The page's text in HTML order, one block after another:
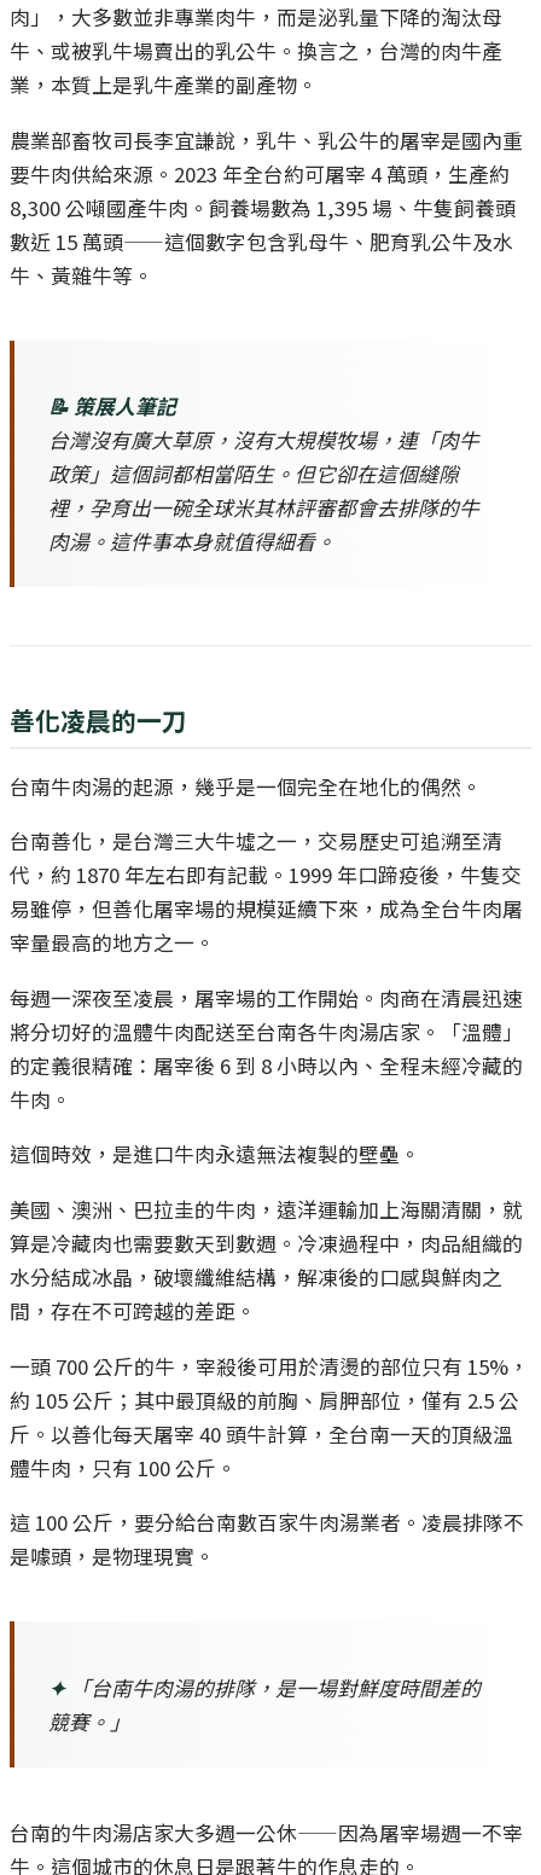
肉」，大多數並非專業肉牛，而是泌乳量下降的淘汰母
牛、或被乳牛場賣出的乳公牛。換言之，台灣的肉牛產
業，本質上是乳牛產業的副產物。
農業部畜牧司長李宜謙說，乳牛、乳公牛的屠宰是國內重
要牛肉供給來源。2023 年全台約可屠宰 4 萬頭，生產約
8,300 公噸國產牛肉。飼養場數為 1,395 場、牛隻飼養頭
數近 15 萬頭——這個數字包含乳母牛、肥育乳公牛及水
牛、黃雜牛等。
📝 策展人筆記
台灣沒有廣大草原，沒有大規模牧場，連「肉牛
政策」這個詞都相當陌生。但它卻在這個縫隙
裡，孕育出一碗全球米其林評審都會去排隊的牛
肉湯。這件事本身就值得細看。
善化凌晨的一刀
台南牛肉湯的起源，幾乎是一個完全在地化的偶然。
台南善化，是台灣三大牛墟之一，交易歷史可追溯至清
代，約 1870 年左右即有記載。1999 年口蹄疫後，牛隻交
易雖停，但善化屠宰場的規模延續下來，成為全台牛肉屠
宰量最高的地方之一。
每週一深夜至凌晨，屠宰場的工作開始。肉商在清晨迅速
將分切好的溫體牛肉配送至台南各牛肉湯店家。「溫體」
的定義很精確：屠宰後 6 到 8 小時以內、全程未經冷藏的
牛肉。
這個時效，是進口牛肉永遠無法複製的壁壘。
美國、澳洲、巴拉圭的牛肉，遠洋運輸加上海關清關，就
算是冷藏肉也需要數天到數週。冷凍過程中，肉品組織的
水分結成冰晶，破壞纖維結構，解凍後的口感與鮮肉之
間，存在不可跨越的差距。
一頭 700 公斤的牛，宰殺後可用於清燙的部位只有 15%，
約 105 公斤；其中最頂級的前胸、肩胛部位，僅有 2.5 公
斤。以善化每天屠宰 40 頭牛計算，全台南一天的頂級溫
體牛肉，只有 100 公斤。
這 100 公斤，要分給台南數百家牛肉湯業者。凌晨排隊不
是噱頭，是物理現實。
✦「台南牛肉湯的排隊，是一場對鮮度時間差的
競賽。」
台南的牛肉湯店家大多週一公休——因為屠宰場週一不宰
牛。這個城市的休息日是跟著牛的作息走的。